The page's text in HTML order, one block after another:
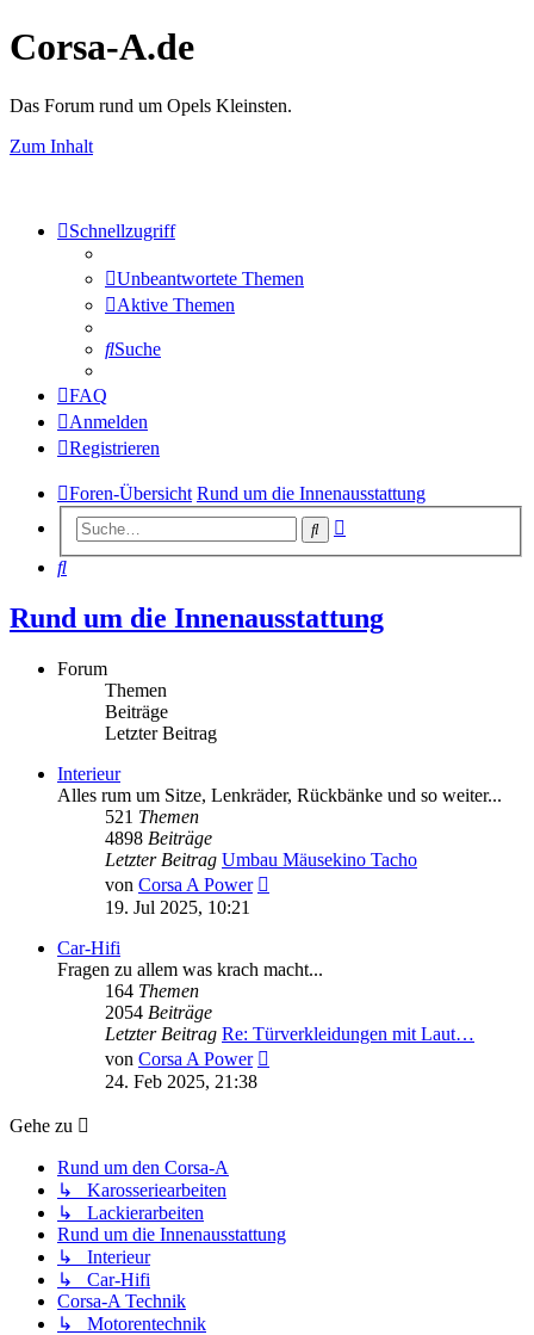
Corsa-A.de
Das Forum rund um Opels Kleinsten.
Zum Inhalt
Schnellzugriff
Unbeantwortete Themen
Aktive Themen
Suche
FAQ
Anmelden
Registrieren
Foren-Übersicht Rund um die Innenausstattung
Suche
Suche
Rund um die Innenausstattung
Forum
Themen
Beiträge
Letzter Beitrag
Interieur
Alles rum um Sitze, Lenkräder, Rückbänke und so weiter...
521 Themen
4898 Beiträge
Letzter Beitrag Umbau Mäusekino Tacho
von Corsa A Power
19. Jul 2025, 10:21
Car-Hifi
Fragen zu allem was krach macht...
164 Themen
2054 Beiträge
Letzter Beitrag Re: Türverkleidungen mit Laut…
von Corsa A Power
24. Feb 2025, 21:38
Gehe zu
Rund um den Corsa-A
↳ Karosseriearbeiten
↳ Lackierarbeiten
Rund um die Innenausstattung
↳ Interieur
↳ Car-Hifi
Corsa-A Technik
↳ Motorentechnik